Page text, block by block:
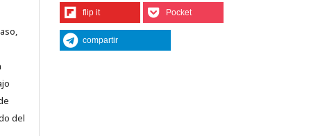
del
flip it Pocket
compartir